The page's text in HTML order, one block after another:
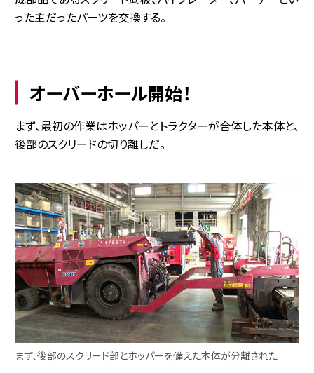
った主だったパーツを交換する。
オーバーホール開始！
まず、最初の作業はホッパーとトラクターが合体した本体と、
後部のスクリードの切り離しだ。
まず、後部のスクリード部とホッパーを備えた本体が分離された